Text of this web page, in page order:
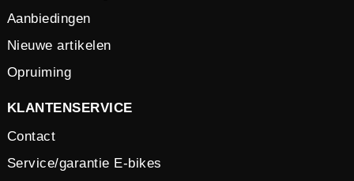
Aanbiedingen
Nieuwe artikelen
Opruiming
KLANTENSERVICE
Contact
Service/garantie E-bikes